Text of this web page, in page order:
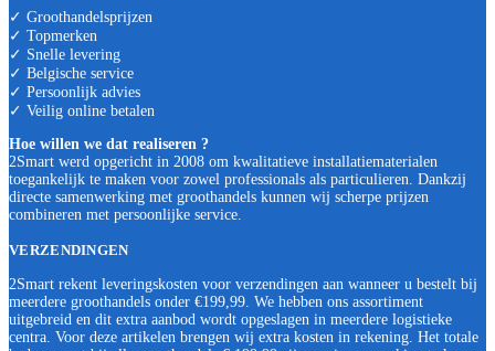
✓ Groothandelsprijzen
✓ Topmerken
✓ Snelle levering
✓ Belgische service
✓ Persoonlijk advies
✓ Veilig online betalen
Hoe willen we dat realiseren ?
2Smart werd opgericht in 2008 om kwalitatieve installatiematerialen
toegankelijk te maken voor zowel professionals als particulieren. Dankzij
directe samenwerking met groothandels kunnen wij scherpe prijzen
combineren met persoonlijke service.
VERZENDINGEN
2Smart rekent leveringskosten voor verzendingen aan wanneer u bestelt bij
meerdere groothandels onder €199,99. We hebben ons assortiment
uitgebreid en dit extra aanbod wordt opgeslagen in meerdere logistieke
centra. Voor deze artikelen brengen wij extra kosten in rekening. Het totale